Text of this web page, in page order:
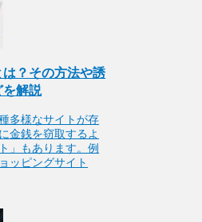
？その方法や誘
を解説
多様なサイトが存
金銭を窃取するよ
」もあります。例
ッピングサイト